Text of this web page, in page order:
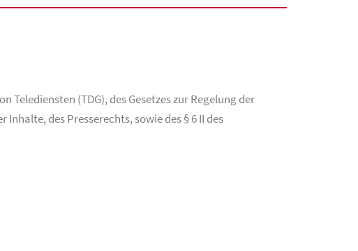
(TDG), des Gesetzes zur Regelung der
des Presserechts, sowie des § 6 II des